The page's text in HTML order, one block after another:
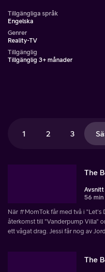
Tillgängliga språk
Engelska
Genrer
Reality-TV
Tillgänglig
Tillgänglig 3+ månader
1 2 3
The
Avsnitt
56 min
När #MomTok får med två i "Let's
återkomst till "Vanderpump Villa"
ett vågat drag. Jessi får nog av
The